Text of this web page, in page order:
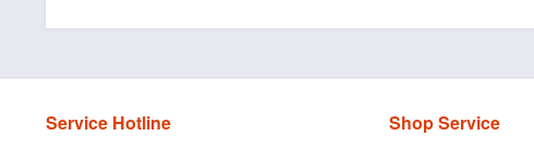
Service Hotline Shop Service